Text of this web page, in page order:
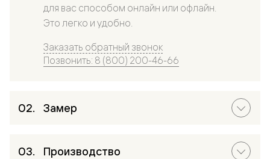
для вас способом онлайн или офлайн.
Это легко и удобно.
Заказать обратный звонок
Позвонить: 8 (800) 200-46-66
Замер
Производство